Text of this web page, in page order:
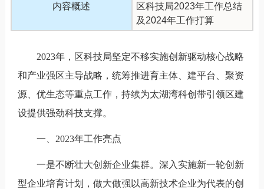
内容概述
区科技局2023年工作总结
及2024年工作打算
2023年，区科技局坚定不移实施创新驱动核心战略
和产业强区主导战略，统筹推进育主体、建平台、聚资
源、优生态等重点工作，持续为太湖湾科创带引领区建
设提供强劲科技支撑。
一、2023年工作亮点
一是不断壮大创新企业集群。深入实施新一轮创新
型企业培育计划，做大做强以高新技术企业为代表的创